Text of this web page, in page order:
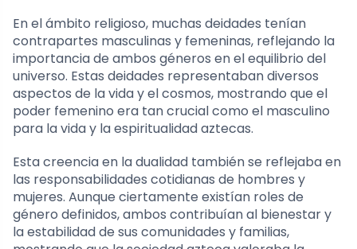
En el ámbito religioso, muchas deidades tenían
contrapartes masculinas y femeninas, reflejando la
importancia de ambos géneros en el equilibrio del
universo. Estas deidades representaban diversos
aspectos de la vida y el cosmos, mostrando que el
poder femenino era tan crucial como el masculino
para la vida y la espiritualidad aztecas.
Esta creencia en la dualidad también se reflejaba en
las responsabilidades cotidianas de hombres y
mujeres. Aunque ciertamente existían roles de
género definidos, ambos contribuían al bienestar y
la estabilidad de sus comunidades y familias,